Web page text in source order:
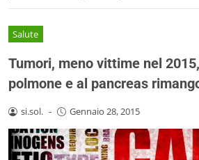
Salute
Tumori, meno vittime nel
polmone e al pancreas
si.sol. - Gennaio 28, 2015